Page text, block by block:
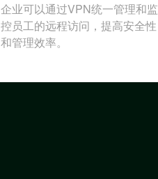
企业可以通过VPN统一管理和监
控员工的远程访问，提高安全性
和管理效率。